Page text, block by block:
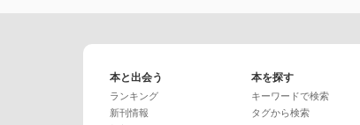
本と出会う
ランキング
新刊情報
本を探す
キーワードで検索
タグから検索